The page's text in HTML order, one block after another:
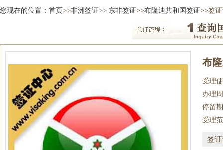
您现在的位置： 首页>>非洲签证>> 东非签证>>布隆迪共和国签证>>签
布
受理
办理
停留
受理
签